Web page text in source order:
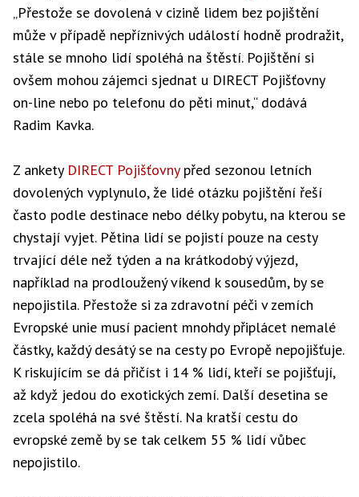
„Přestože se dovolená v cizině lidem bez pojištění
může v případě nepříznivých událostí hodně prodražit,
stále se mnoho lidí spoléhá na štěstí. Pojištění si
ovšem mohou zájemci sjednat u DIRECT Pojišťovny
on-line nebo po telefonu do pěti minut,“ dodává
Radim Kavka.
Z ankety DIRECT Pojišťovnypřed sezonou letních
dovolených vyplynulo, že lidé otázku pojištění řeší
často podle destinace nebo délky pobytu, na kterou se
chystají vyjet. Pětina lidí se pojistí pouze na cesty
trvající déle než týden a na krátkodobý výjezd,
například na prodloužený víkend k sousedům, by se
nepojistila. Přestože si za zdravotní péči v zemích
Evropské unie musí pacient mnohdy připlácet nemalé
částky, každý desátý se na cesty po Evropě nepojišťuje.
K riskujícím se dá přičíst i 14 % lidí, kteří se pojišťují,
až když jedou do exotických zemí. Další desetina se
zcela spoléhá na své štěstí. Na kratší cestu do
evropské země by se tak celkem 55 % lidí vůbec
nepojistilo.